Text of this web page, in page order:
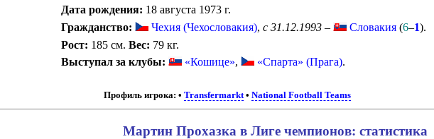
Дата рождения: 18 августа 1973 г.
Гражданство:
Чехия (Чехословакия), с 31.12.1993– Словакия(6–1).
Рост: 185 см. Вес: 79 кг.
Выступал за клубы:
«Кошице», «Спарта» (Прага).
Профиль игрока: • Transfermarkt• National Football Teams
Мартин Прохазка в Лиге чемпионов: статистика